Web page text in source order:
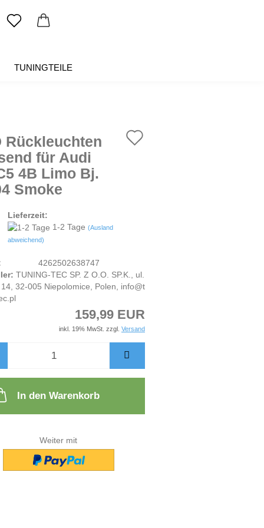
TUNINGTEILE
Rückleuchten
für Audi
4B Limo Bj.
Smoke
Lieferzeit:
1-2 Tage (Ausland
abweichend)
4262502638747
TUNING-TEC SP. Z O.O. SP.K., ul.
32-005 Niepolomice, Polen, info@t
159,99 EUR
inkl. 19% MwSt. zzgl. Versand
In den Warenkorb
Weiter mit